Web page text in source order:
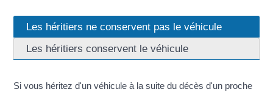
Les héritiers ne conservent pas le véhicule
Les héritiers conservent le véhicule
Si vous héritez d'un véhicule à la suite du décès d'un proche